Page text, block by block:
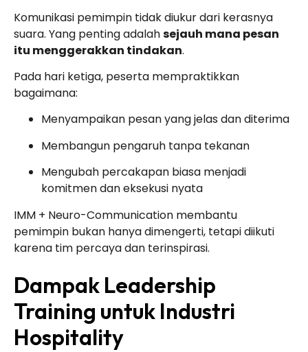
Komunikasi pemimpin tidak diukur dari kerasnya
suara. Yang penting adalahsejauh mana pesan
itu menggerakkan tindakan.
Pada hari ketiga, peserta mempraktikkan
bagaimana:
Menyampaikan pesan yang jelas dan diterima
Membangun pengaruh tanpa tekanan
Mengubah percakapan biasa menjadi
komitmen dan eksekusi nyata
IMM + Neuro-Communication membantu
pemimpin bukan hanya dimengerti, tetapi diikuti
karena tim percaya dan terinspirasi.
Dampak Leadership
Training untuk Industri
Hospitality